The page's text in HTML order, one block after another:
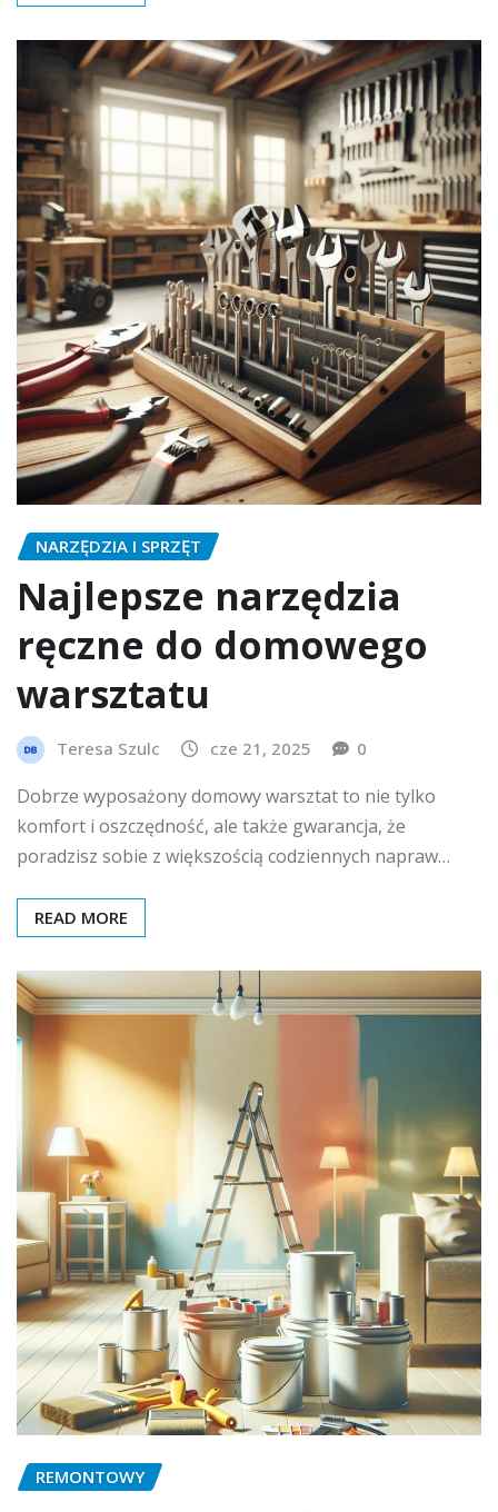
NARZĘDZIA I SPRZĘT
Najlepsze narzędzia
ręczne do domowego
warsztatu
Teresa Szulc cze 21, 2025 0
Dobrze wyposażony domowy warsztat to nie tylko
komfort i oszczędność, ale także gwarancja, że
poradzisz sobie z większością codziennych napraw…
READ MORE
REMONTOWY